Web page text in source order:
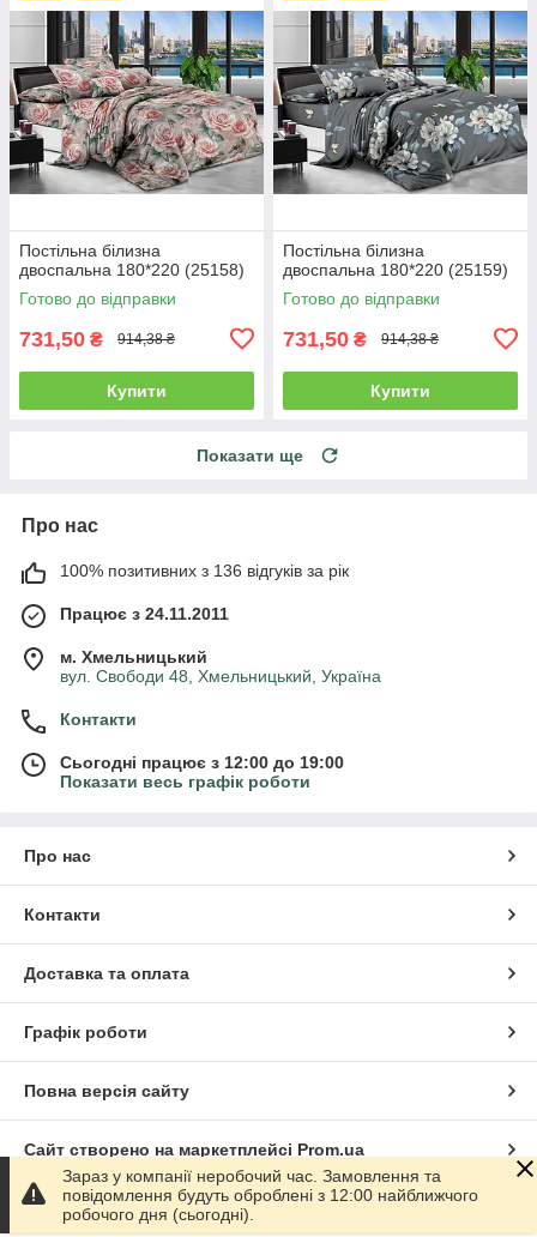
Постільна білизна
двоспальна 180*220 (25158)
Готово до відправки
731,50 ₴ 914,38 ₴
Купити
Постільна білизна
двоспальна 180*220 (25159)
Готово до відправки
731,50 ₴ 914,38 ₴
Купити
Показати ще
Про нас
100% позитивних з 136 відгуків за рік
Працює з 24.11.2011
м. Хмельницький
вул. Свободи 48, Хмельницький, Україна
Контакти
Сьогодні працює з 12:00 до 19:00
Показати весь графік роботи
Про нас
Контакти
Доставка та оплата
Графік роботи
Повна версія сайту
Сайт створено на маркетплейсі Prom.ua
Політика конфіденційності
Зараз у компанії неробочий час. Замовлення та
повідомлення будуть оброблені з 12:00 найближчого
робочого дня (сьогодні).